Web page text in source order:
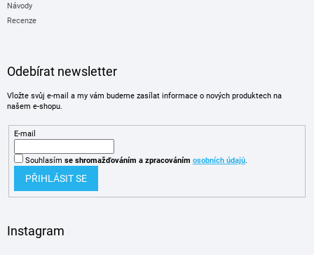
Návody
Recenze
Odebírat newsletter
Vložte svůj e-mail a my vám budeme zasílat informace o nových produktech na
našem e-shopu.
E-mail
Souhlasím se shromažďováním a zpracováním osobních údajů.
PŘIHLÁSIT SE
Instagram